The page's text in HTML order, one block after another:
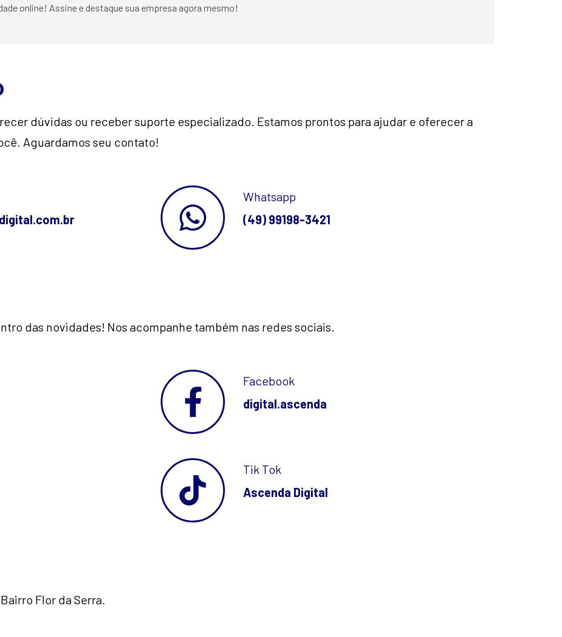
online! Assine e destaque sua empresa agora mesmo!
dúvidas ou receber suporte especializado. Estamos prontos para ajudar e oferecer a
Aguardamos seu contato!
Whatsapp
(49) 99198-3421
das novidades! Nos acompanhe também nas redes sociais.
Facebook
digital.ascenda
Tik Tok
Ascenda Digital
Flor da Serra.